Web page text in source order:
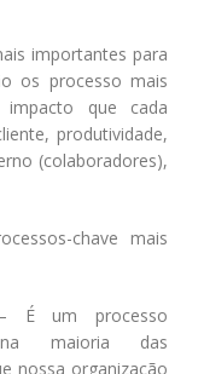
importantes para
os processo mais
que cada
produtividade,
(colaboradores),
chave mais
É um processo
na maioria das
nossa organização